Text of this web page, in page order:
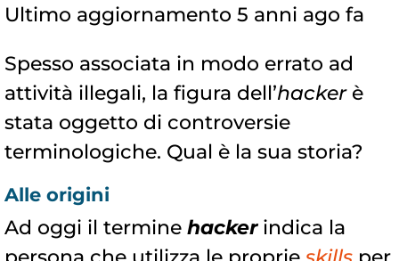
Ultimo aggiornamento 5 anni ago fa
Spesso associata in modo errato ad
attività illegali, la figura dell’hackerè
stata oggetto di controversie
terminologiche. Qual è la sua storia?
Alle origini
Ad oggi il termine hacker indica la